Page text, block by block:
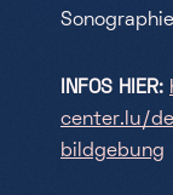
INFOS HIER:
center.lu/
bildgebung